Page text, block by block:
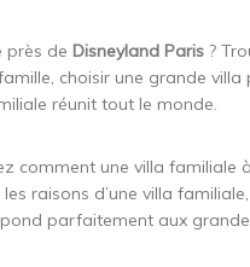
près de Disneyland Paris ?
choisir une grande
réunit tout le monde.
comment une villa familiale
raisons d’une villa
parfaitement aux